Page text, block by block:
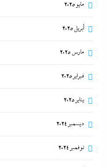
مايو 2025
أبريل 2025
مارس 2025
فبراير 2025
يناير 2025
ديسمبر 2024
نوفمبر 2024